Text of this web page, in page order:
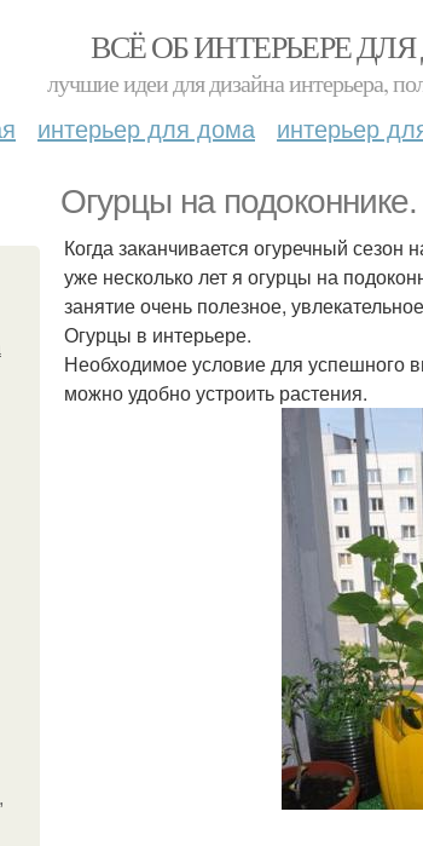
ВСЁ ОБ ИНТЕРЬЕРЕ
лучшие идеи для дизайна интерьера,
интерьер для дома интерьер
Огурцы на подоконнике.
Когда заканчивается огуречный
уже несколько лет я огурцы на
занятие очень полезное,
Огурцы в интерьере.
Необходимое условие для успешного
можно удобно устроить растения.